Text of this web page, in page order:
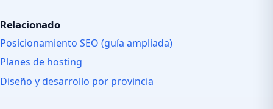
Relacionado
Posicionamiento SEO (guía ampliada)
Planes de hosting
Diseño y desarrollo por provincia